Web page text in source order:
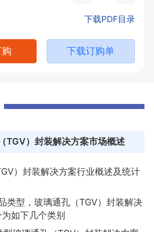
下载PDF目录
下载订购单
TGV）封装解决方案市场概述
）封装解决方案行业概述及统计
类型，玻璃通孔（TGV）封装解决
如下几个类别